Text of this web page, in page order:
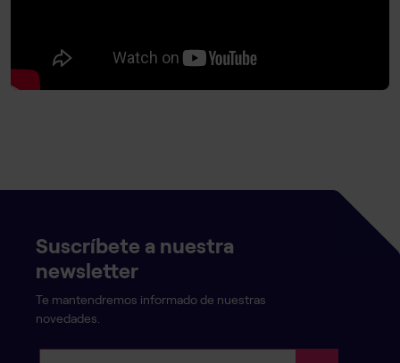
Suscríbete a nuestra
newsletter
Te mantendremos informado de nuestras
novedades.